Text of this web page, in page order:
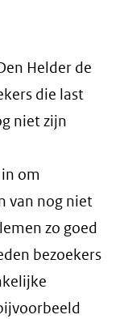
Helder de
die last
niet zijn
om
van nog niet
zo goed
bezoekers